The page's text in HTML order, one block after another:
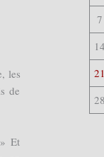
les
de
Et
7
14
21
28